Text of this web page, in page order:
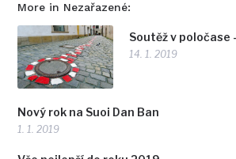
More in Nezařazené:
Soutěž v poločase
14. 1. 2019
Nový rok na Suoi Dan Ban
1. 1. 2019